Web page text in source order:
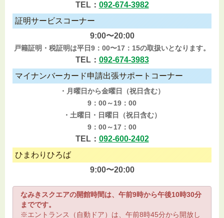
TEL： 092-674-3982
証明サービスコーナー
9:00〜20:00
戸籍証明・税証明は平日9：00〜17：15の取扱いとなります。
TEL： 092-674-3983
マイナンバーカード申請出張サポートコーナー
・月曜日から金曜日（祝日含む）
9：00～19：00
・土曜日・日曜日（祝日含む）
9：00～17：00
TEL： 092-600-2402
ひまわりひろば
9:00〜20:00
なみきスクエアの開館時間は、午前9時から午後10時30分
までです。
※エントランス（自動ドア）は、午前8時45分から開放し